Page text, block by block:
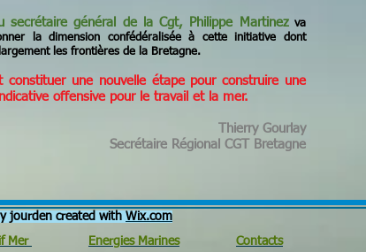
secrétaire général de la Cgt, Philippe Martinezva
la dimension confédéralisée à cette initiative dont
les frontières de la Bretagne.
constituer une nouvelle étape pour construire une
offensive pour le travail et la mer.
Thierry Gourlay
Secrétaire Régional CGT Bretagne
jourden created with Wix.com
Mer Energies Marines Contacts